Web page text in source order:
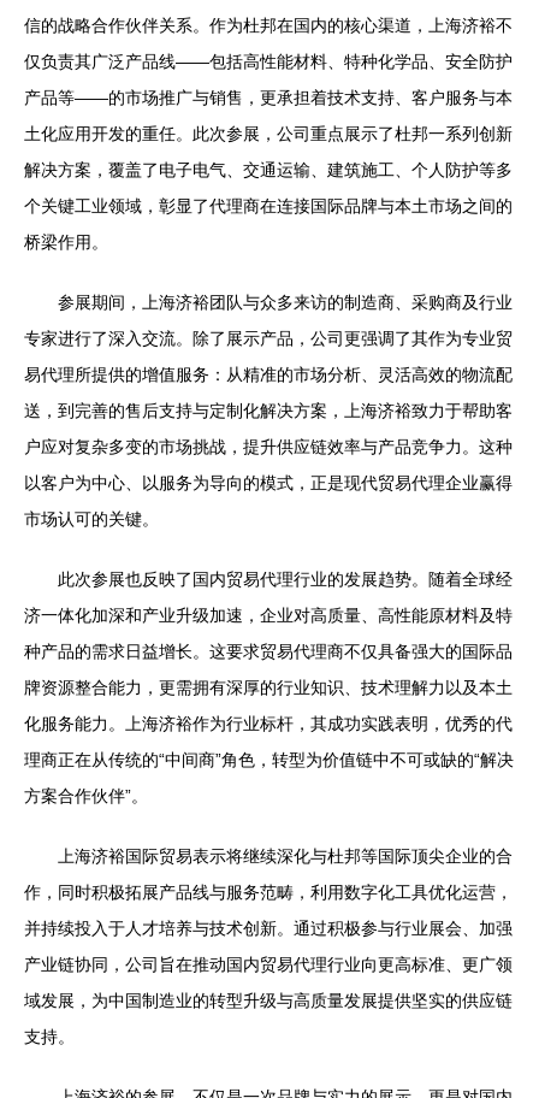
信的战略合作伙伴关系。作为杜邦在国内的核心渠道，上海济裕不
仅负责其广泛产品线——包括高性能材料、特种化学品、安全防护
产品等——的市场推广与销售，更承担着技术支持、客户服务与本
土化应用开发的重任。此次参展，公司重点展示了杜邦一系列创新
解决方案，覆盖了电子电气、交通运输、建筑施工、个人防护等多
个关键工业领域，彰显了代理商在连接国际品牌与本土市场之间的
桥梁作用。
参展期间，上海济裕团队与众多来访的制造商、采购商及行业
专家进行了深入交流。除了展示产品，公司更强调了其作为专业贸
易代理所提供的增值服务：从精准的市场分析、灵活高效的物流配
送，到完善的售后支持与定制化解决方案，上海济裕致力于帮助客
户应对复杂多变的市场挑战，提升供应链效率与产品竞争力。这种
以客户为中心、以服务为导向的模式，正是现代贸易代理企业赢得
市场认可的关键。
此次参展也反映了国内贸易代理行业的发展趋势。随着全球经
济一体化加深和产业升级加速，企业对高质量、高性能原材料及特
种产品的需求日益增长。这要求贸易代理商不仅具备强大的国际品
牌资源整合能力，更需拥有深厚的行业知识、技术理解力以及本土
化服务能力。上海济裕作为行业标杆，其成功实践表明，优秀的代
理商正在从传统的“中间商”角色，转型为价值链中不可或缺的“解决
方案合作伙伴”。
上海济裕国际贸易表示将继续深化与杜邦等国际顶尖企业的合
作，同时积极拓展产品线与服务范畴，利用数字化工具优化运营，
并持续投入于人才培养与技术创新。通过积极参与行业展会、加强
产业链协同，公司旨在推动国内贸易代理行业向更高标准、更广领
域发展，为中国制造业的转型升级与高质量发展提供坚实的供应链
支持。